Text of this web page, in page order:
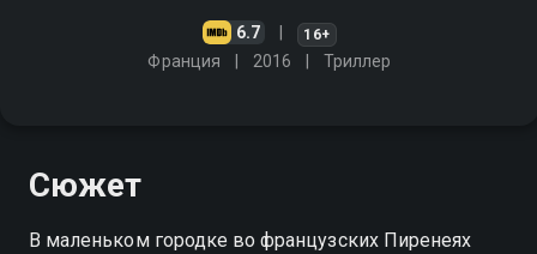
6.7 16+
Франция 2016 Триллер
Сюжет
В маленьком городке во французских Пиренеях